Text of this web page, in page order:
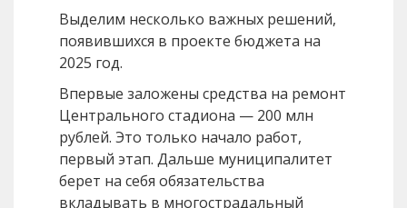
Выделим несколько важных решений,
появившихся в проекте бюджета на
2025 год.
Впервые заложены средства на ремонт
Центрального стадиона — 200 млн
рублей. Это только начало работ,
первый этап. Дальше муниципалитет
берет на себя обязательства
вкладывать в многострадальный